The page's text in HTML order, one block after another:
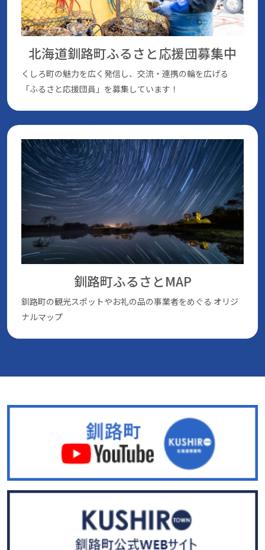
北海道釧路町ふるさと応援団募集中
くしろ町の魅⼒を広く発信し、交流・連携の輪を広げる
「ふるさと応援団員」を募集しています！
釧路町ふるさとMAP
釧路町の観光スポットやお礼の品の事業者をめぐる オリジ
ナルマップ